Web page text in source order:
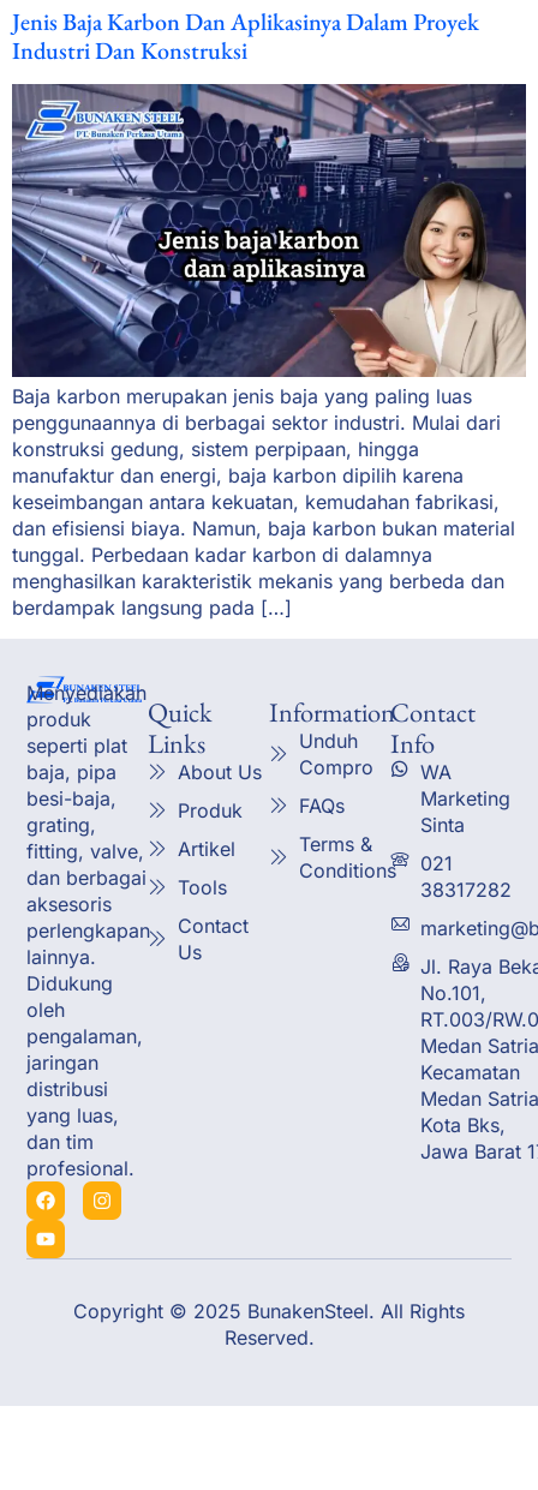
Jenis Baja Karbon Dan Aplikasinya Dalam Proyek
Industri Dan Konstruksi
Baja karbon merupakan jenis baja yang paling luas
penggunaannya di berbagai sektor industri. Mulai dari
konstruksi gedung, sistem perpipaan, hingga
manufaktur dan energi, baja karbon dipilih karena
keseimbangan antara kekuatan, kemudahan fabrikasi,
dan efisiensi biaya. Namun, baja karbon bukan material
tunggal. Perbedaan kadar karbon di dalamnya
menghasilkan karakteristik mekanis yang berbeda dan
berdampak langsung pada […]
Menyediakan
produk
seperti plat
baja, pipa
besi-baja,
grating,
fitting, valve,
dan berbagai
aksesoris
perlengkapan
lainnya.
Didukung
oleh
pengalaman,
jaringan
distribusi
yang luas,
dan tim
profesional.
Quick
Links
About Us
Produk
Artikel
Tools
Contact
Us
Information
Unduh
Compro
FAQs
Terms &
Conditions
Contact
Info
WA
Marketing
Sinta
021
38317282
Jl. Raya
No.101,
RT.003/
Medan
Kecamatan
Medan
Kota Bks,
Jawa Barat
Copyright © 2025 BunakenSteel. All Rights
Reserved.